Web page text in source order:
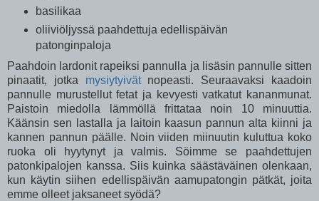
basilikaa
oliiviöljyssä paahdettuja edellispäivän
patonginpaloja
Paahdoin lardonit rapeiksi pannulla ja lisäsin pannulle sitten
pinaatit, jotka mysiytyivätnopeasti. Seuraavaksi kaadoin
pannulle murustellut fetat ja kevyesti vatkatut kananmunat.
Paistoin miedolla lämmöllä frittataa noin 10 minuuttia.
Käänsin sen lastalla ja laitoin kaasun pannun alta kiinni ja
kannen pannun päälle. Noin viiden miinuutin kuluttua koko
ruoka oli hyytynyt ja valmis. Söimme se paahdettujen
patonkipalojen kanssa. Siis kuinka säästäväinen olenkaan,
kun käytin siihen edellispäivän aamupatongin pätkät, joita
emme olleet jaksaneet syödä?